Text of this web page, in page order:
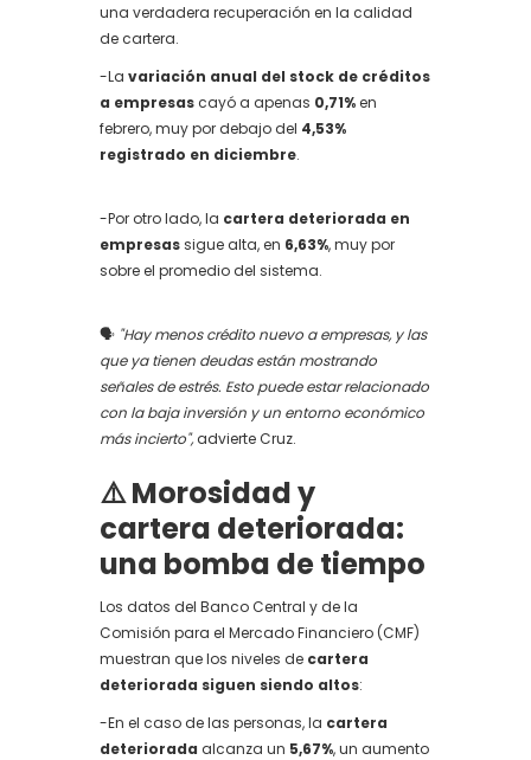
una verdadera recuperación en la calidad
de cartera.
-La variación anual del stock de créditos
a empresascayó a apenas 0,71%en
febrero, muy por debajo del 4,53%
registrado en diciembre.
-Por otro lado, la cartera deteriorada en
empresassigue alta, en 6,63%, muy por
sobre el promedio del sistema.
🗣️ "Hay menos crédito nuevo a empresas, y las
que ya tienen deudas están mostrando
señales de estrés. Esto puede estar relacionado
con la baja inversión y un entorno económico
más incierto",advierte Cruz.
⚠️ Morosidad y
cartera deteriorada:
una bomba de tiempo
Los datos del Banco Central y de la
Comisión para el Mercado Financiero (CMF)
muestran que los niveles de cartera
deteriorada siguen siendo altos:
-En el caso de las personas, la cartera
deteriorada alcanza un 5,67%, un aumento